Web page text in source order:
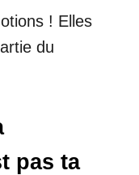
! Elles
du
pas ta